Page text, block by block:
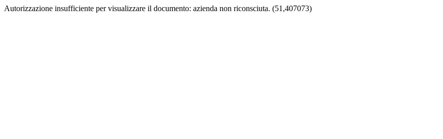
Autorizzazione insufficiente per visualizzare il documento: azienda non riconsciuta. (51,407073)